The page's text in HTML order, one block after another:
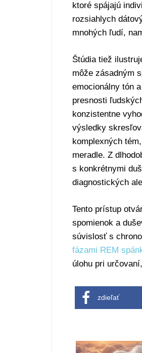
ktoré spájajú
rozsiahlych
mnohých ľudí,
Štúdia tiež
môže zásadným
emocionálny tón
presnosti
konzistentne
výsledky
komplexných
meradle. Z
s konkrétnymi
diagnostických
Tento prístup
spomienok a
súvislosť s
fázami REM
úlohu pri
zdieľať